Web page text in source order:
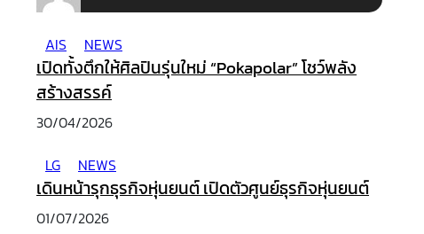
AIS NEWS
เปิดทั้งตึกให้ศิลปินรุ่นใหม่ “Pokapolar” โชว์พลัง
สร้างสรรค์
30/04/2026
LG
NEWS
เดินหน้ารุกธุรกิจหุ่นยนต์ เปิดตัวศูนย์ธุรกิจหุ่นยนต์
01/07/2026